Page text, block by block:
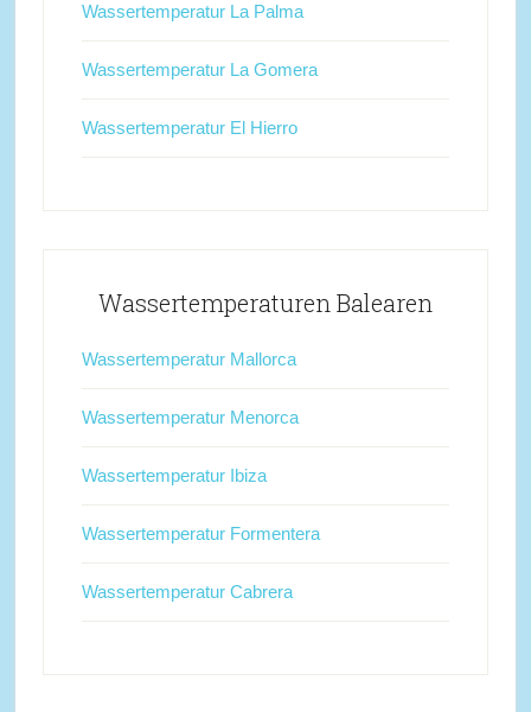
Wassertemperatur La Palma
Wassertemperatur La Gomera
Wassertemperatur El Hierro
Wassertemperaturen Balearen
Wassertemperatur Mallorca
Wassertemperatur Menorca
Wassertemperatur Ibiza
Wassertemperatur Formentera
Wassertemperatur Cabrera